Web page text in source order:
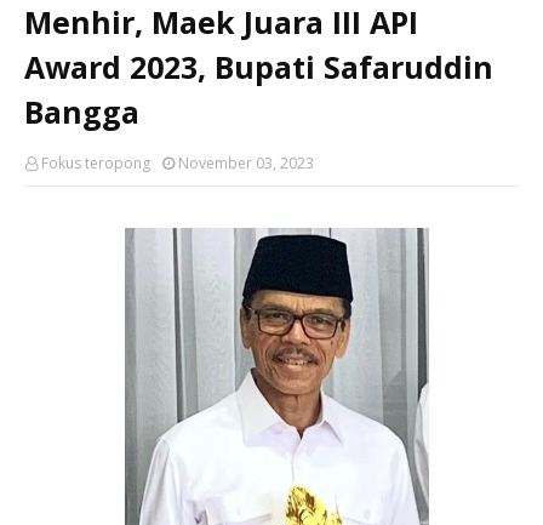
Menhir, Maek Juara III API
Award 2023, Bupati Safaruddin
Bangga
Fokus teropong November 03, 2023